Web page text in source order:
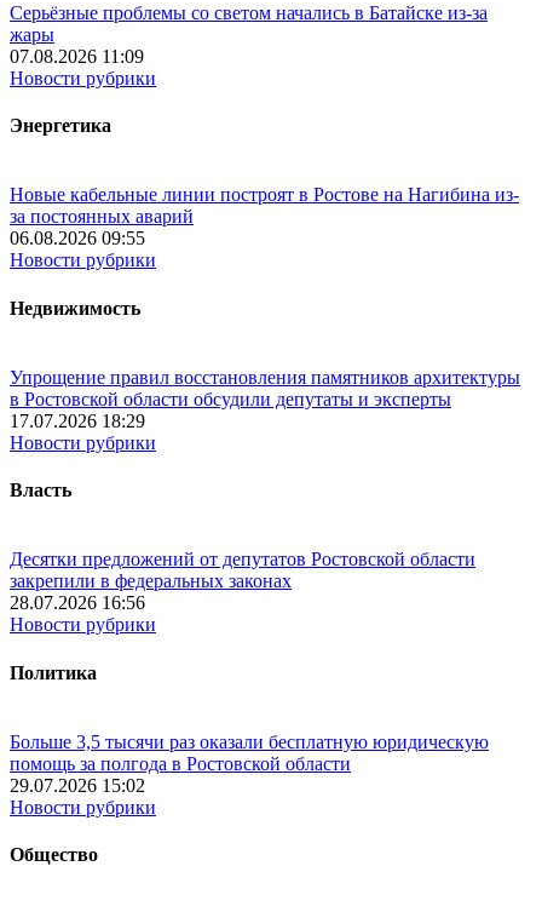
Серьёзные проблемы со светом начались в Батайске из-за
жары
07.08.2026 11:09
Новости рубрики
Энергетика
Новые кабельные линии построят в Ростове на Нагибина из-
за постоянных аварий
06.08.2026 09:55
Новости рубрики
Недвижимость
Упрощение правил восстановления памятников архитектуры
в Ростовской области обсудили депутаты и эксперты
17.07.2026 18:29
Новости рубрики
Власть
Десятки предложений от депутатов Ростовской области
закрепили в федеральных законах
28.07.2026 16:56
Новости рубрики
Политика
Больше 3,5 тысячи раз оказали бесплатную юридическую
помощь за полгода в Ростовской области
29.07.2026 15:02
Новости рубрики
Общество